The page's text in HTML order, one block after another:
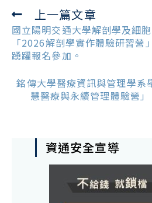
Read
more
articles
上一篇文章
國立陽明交通大學解剖學及細
「2026解剖學實作體驗研習營
踴躍報名參加。
銘傳大學醫療資訊與管理學系
慧醫療與永續管理體驗營
資通安全宣導